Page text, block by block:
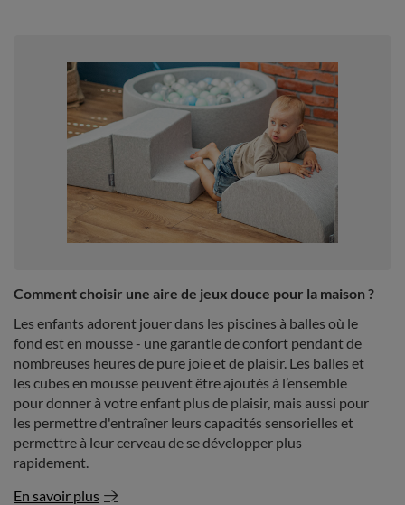
Comment choisir une aire de jeux douce pour la maison ?
Les enfants adorent jouer dans les piscines à balles où le
fond est en mousse - une garantie de confort pendant de
nombreuses heures de pure joie et de plaisir. Les balles et
les cubes en mousse peuvent être ajoutés à l’ensemble
pour donner à votre enfant plus de plaisir, mais aussi pour
les permettre d'entraîner leurs capacités sensorielles et
permettre à leur cerveau de se développer plus
rapidement.
En savoir plus